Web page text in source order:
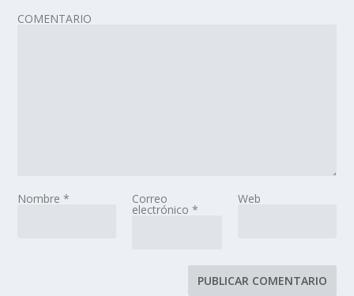
COMENTARIO
Nombre* Correo
electrónico *
Web